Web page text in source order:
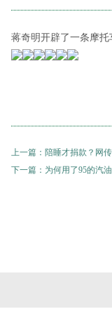
蒋奇明开辟了一条摩
上一篇： 陪睡才捐款？网
下一篇： 为何用了95的汽